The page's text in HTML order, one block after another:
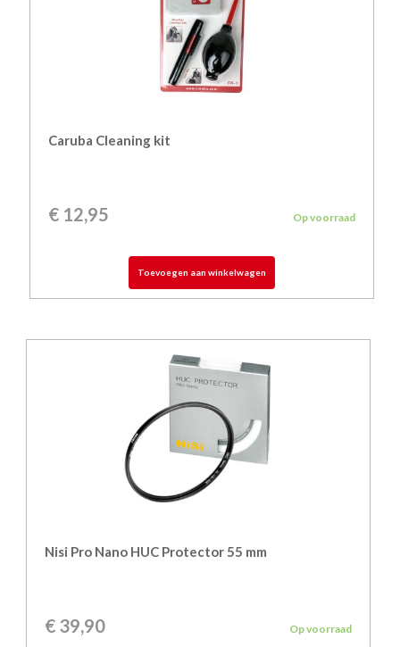
Caruba Cleaning kit
€12,95 Op voorraad
Toevoegen aan winkelwagen
Nisi Pro Nano HUC Protector 55 mm
€ 39,90 Op voorraad